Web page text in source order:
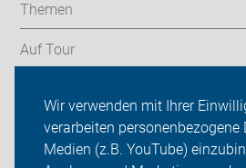
Wir verwenden mit Ihrer
verarbeiten personenbezogene
Medien (z.B. YouTube)
Themen
Auf Tour
ADFC Minden-Lübbecke